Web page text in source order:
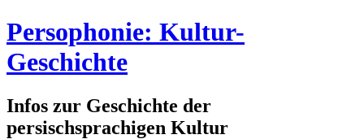
Persophonie: Kultur-
Geschichte
Infos zur Geschichte der
persischsprachigen Kultur